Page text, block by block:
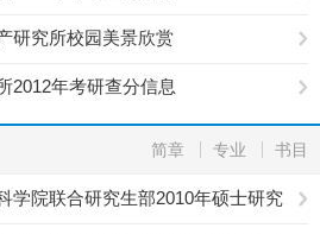
研究所校园美景欣赏
2012年考研查分信息
简章 专业 书目
学院联合研究生部2010年硕士研究